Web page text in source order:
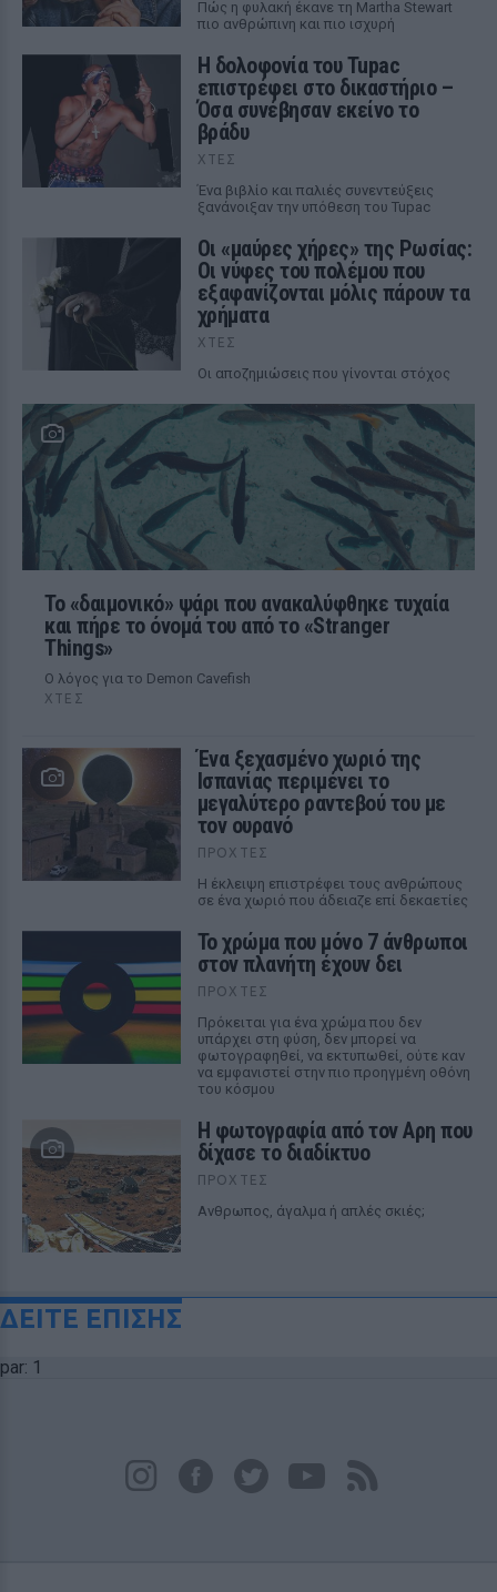
Πώς η φυλακή έκανε τη Martha Stewart
πιο ανθρώπινη και πιο ισχυρή
Η δολοφονία του Tupac
επιστρέφει στο δικαστήριο –
Όσα συνέβησαν εκείνο το
βράδυ
ΧΤΕΣ
Ένα βιβλίο και παλιές συνεντεύξεις
ξανάνοιξαν την υπόθεση του Tupac
Οι «μαύρες χήρες» της Ρωσίας:
Οι νύφες του πολέμου που
εξαφανίζονται μόλις πάρουν τα
χρήματα
ΧΤΕΣ
Οι αποζημιώσεις που γίνονται στόχος
Το «δαιμονικό» ψάρι που ανακαλύφθηκε τυχαία
και πήρε το όνομά του από το «Stranger
Things»
Ο λόγος για το Demon Cavefish
ΧΤΕΣ
Ένα ξεχασμένο χωριό της
Ισπανίας περιμένει το
μεγαλύτερο ραντεβού του με
τον ουρανό
ΠΡΟΧΤΈΣ
Η έκλειψη επιστρέφει τους ανθρώπους
σε ένα χωριό που άδειαζε επί δεκαετίες
Το χρώμα που μόνο 7 άνθρωποι
στον πλανήτη έχουν δει
ΠΡΟΧΤΈΣ
Πρόκειται για ένα χρώμα που δεν
υπάρχει στη φύση, δεν μπορεί να
φωτογραφηθεί, να εκτυπωθεί, ούτε καν
να εμφανιστεί στην πιο προηγμένη οθόνη
του κόσμου
Η φωτογραφία από τον Αρη που
δίχασε το διαδίκτυο
ΠΡΟΧΤΈΣ
Ανθρωπος, άγαλμα ή απλές σκιές;
ΔΕΙΤΕ ΕΠΙΣΗΣ
par: 1